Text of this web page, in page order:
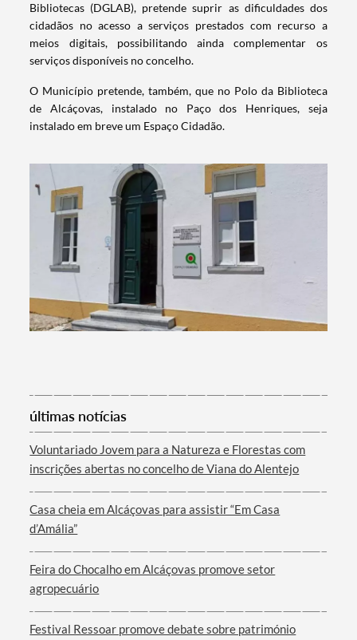
Termo de Pesquisa
Categorias gerais
Filtros
Bibliotecas (DGLAB), pretende suprir as dificuldades dos
cidadãos no acesso a serviços prestados com recurso a
meios digitais, possibilitando ainda complementar os
serviços disponíveis no concelho.
O Município pretende, também, que no Polo da Biblioteca
de Alcáçovas, instalado no Paço dos Henriques, seja
instalado em breve um Espaço Cidadão.
últimas notícias
Voluntariado Jovem para a Natureza e Florestas com
inscrições abertas no concelho de Viana do Alentejo
Casa cheia em Alcáçovas para assistir “Em Casa
d’Amália”
Feira do Chocalho em Alcáçovas promove setor
agropecuário
Festival Ressoar promove debate sobre património